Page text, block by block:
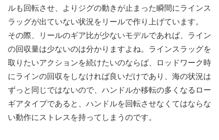
ルも回転させ、よりジグの動きが止まった瞬間にラインス
ラッグが出ていない状況をリールで作り上げています。
その際、リールのギア比が少ないモデルであれば、ライン
の回収量は少ないのは分かりますよね。ラインスラッグを
取りたいアクションを続けたいのならば、ロッドワーク時
にラインの回収をしなければ良いだけであり、海の状況は
ずっと同じではないので、ハンドルか移転の多くなるロー
ギアタイプであると、ハンドルを回転させなくてはならな
い動作にストレスを持ってしまうのです。